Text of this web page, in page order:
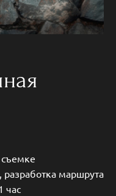
съемке
маршрута
час